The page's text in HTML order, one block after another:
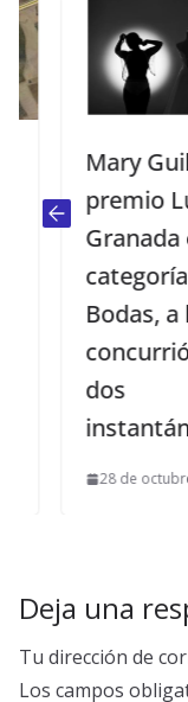
Mary Guillén
premio
Granada en
categoría de
Bodas, a la
concurrió
dos
28 de octubre de
Deja una
Tu dirección de
Los campos